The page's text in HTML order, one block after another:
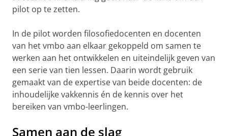
pilot op te zetten.
In de pilot worden filosofiedocenten en docenten
van het vmbo aan elkaar gekoppeld om samen te
werken aan het ontwikkelen en uiteindelijk geven van
een serie van tien lessen. Daarin wordt gebruik
gemaakt van de expertise van beide docenten: de
inhoudelijke vakkennis én de kennis over het
bereiken van vmbo-leerlingen.
Samen aan de slag